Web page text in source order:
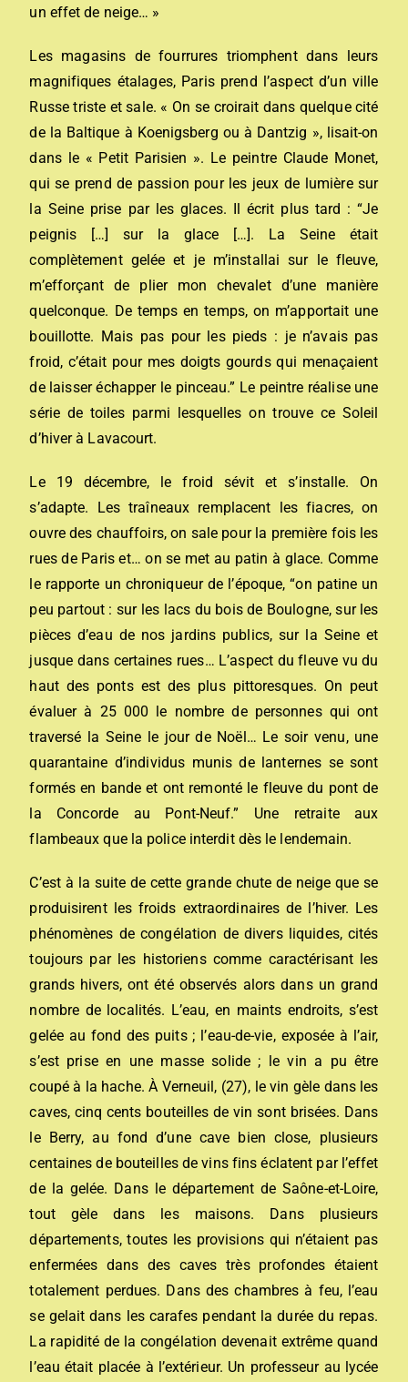
un effet de neige… »
Les magasins de fourrures triomphent dans leurs
magnifiques étalages, Paris prend l’aspect d’un ville
Russe triste et sale. « On se croirait dans quelque cité
de la Baltique à Koenigsberg ou à Dantzig », lisait-on
dans le « Petit Parisien ». Le peintre Claude Monet,
qui se prend de passion pour les jeux de lumière sur
la Seine prise par les glaces. Il écrit plus tard : “Je
peignis […] sur la glace […]. La Seine était
complètement gelée et je m’installai sur le fleuve,
m’efforçant de plier mon chevalet d’une manière
quelconque. De temps en temps, on m’apportait une
bouillotte. Mais pas pour les pieds : je n’avais pas
froid, c’était pour mes doigts gourds qui menaçaient
de laisser échapper le pinceau.” Le peintre réalise une
série de toiles parmi lesquelles on trouve ce Soleil
d’hiver à Lavacourt.
Le 19 décembre, le froid sévit et s’installe. On
s’adapte. Les traîneaux remplacent les fiacres, on
ouvre des chauffoirs, on sale pour la première fois les
rues de Paris et… on se met au patin à glace. Comme
le rapporte un chroniqueur de l’époque, “on patine un
peu partout : sur les lacs du bois de Boulogne, sur les
pièces d’eau de nos jardins publics, sur la Seine et
jusque dans certaines rues… L’aspect du fleuve vu du
haut des ponts est des plus pittoresques. On peut
évaluer à 25 000 le nombre de personnes qui ont
traversé la Seine le jour de Noël… Le soir venu, une
quarantaine d’individus munis de lanternes se sont
formés en bande et ont remonté le fleuve du pont de
la Concorde au Pont-Neuf.” Une retraite aux
flambeaux que la police interdit dès le lendemain.
C’est à la suite de cette grande chute de neige que se
produisirent les froids extraordinaires de l’hiver. Les
phénomènes de congélation de divers liquides, cités
toujours par les historiens comme caractérisant les
grands hivers, ont été observés alors dans un grand
nombre de localités. L’eau, en maints endroits, s’est
gelée au fond des puits ; l’eau-de-vie, exposée à l’air,
s’est prise en une masse solide ; le vin a pu être
coupé à la hache. À Verneuil, (27), le vin gèle dans les
caves, cinq cents bouteilles de vin sont brisées. Dans
le Berry, au fond d’une cave bien close, plusieurs
centaines de bouteilles de vins fins éclatent par l’effet
de la gelée. Dans le département de Saône-et-Loire,
tout gèle dans les maisons. Dans plusieurs
départements, toutes les provisions qui n’étaient pas
enfermées dans des caves très profondes étaient
totalement perdues. Dans des chambres à feu, l’eau
se gelait dans les carafes pendant la durée du repas.
La rapidité de la congélation devenait extrême quand
l’eau était placée à l’extérieur. Un professeur au lycée